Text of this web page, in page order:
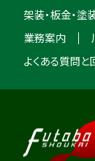
架装・板金・塗
業務案内
よくある質問と